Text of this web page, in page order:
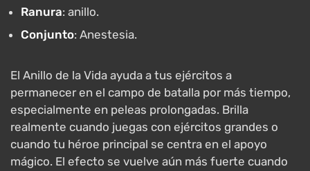
Ranura: anillo.
Conjunto: Anestesia.
El Anillo de la Vida ayuda a tus ejércitos a
permanecer en el campo de batalla por más tiempo,
especialmente en peleas prolongadas. Brilla
realmente cuando juegas con ejércitos grandes o
cuando tu héroe principal se centra en el apoyo
mágico. El efecto se vuelve aún más fuerte cuando